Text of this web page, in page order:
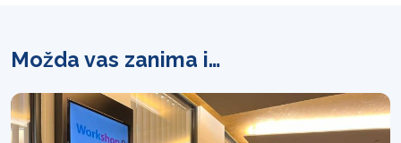
Možda vas zanima i…